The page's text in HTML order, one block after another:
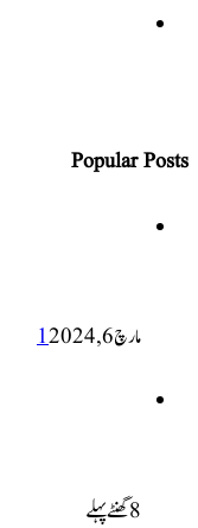
Popular Posts
مارچ 6, 2024 1
8 گھنٹےپہلے